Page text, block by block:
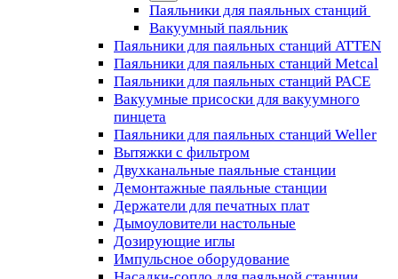
Паяльники для паяльных станций
Вакуумный паяльник
Паяльники для паяльных станций ATTEN
Паяльники для паяльных станций Metcal
Паяльники для паяльных станций PACE
Вакуумные присоски для вакуумного
пинцета
Паяльники для паяльных станций Weller
Вытяжки с фильтром
Двухканальные паяльные станции
Демонтажные паяльные станции
Держатели для печатных плат
Дымоуловители настольные
Дозирующие иглы
Импульсное оборудование